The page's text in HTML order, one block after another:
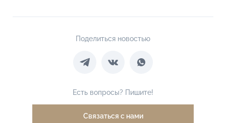
Поделиться новостью
Есть вопросы? Пишите!
Связаться с нами